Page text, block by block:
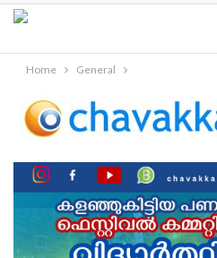
Home General